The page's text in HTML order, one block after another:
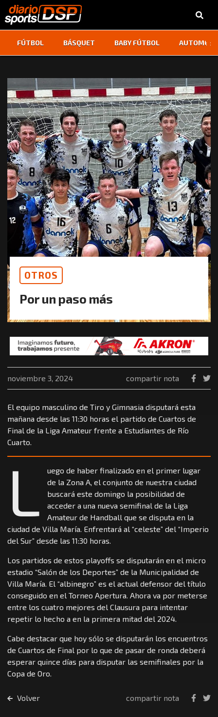
FÚTBOL BÁSQUET BABY FÚTBOL ‹ ›
OTROS
Por un paso más
noviembre 3, 2024 compartir nota
El equipo masculino de Tiro y Gimnasia disputará esta
mañana desde las 11:30 horas el partido de Cuartos de
Final de la Liga Amateur frente a Estudiantes de Río
Cuarto.
L
uego de haber finalizado en el primer lugar
de la Zona A, el conjunto de nuestra ciudad
buscará este domingo la posibilidad de
acceder a una nueva semifinal de la Liga
Amateur de Handball que se disputa en la
ciudad de Villa María. Enfrentará al “celeste” del “Imperio
del Sur” desde las 11:30 horas.
Los partidos de estos playoffs se disputarán en el micro
estadio “Salón de los Deportes” de la Municipalidad de
Villa María. El “albinegro” es el actual defensor del título
conseguido en el Torneo Apertura. Ahora va por meterse
entre los cuatro mejores del Clausura para intentar
repetir lo hecho a en la primera mitad del 2024.
Cabe destacar que hoy sólo se disputarán los encuentros
de Cuartos de Final por lo que de pasar de ronda deberá
esperar quince días para disputar las semifinales por la
Copa de Oro.
Volver compartir nota